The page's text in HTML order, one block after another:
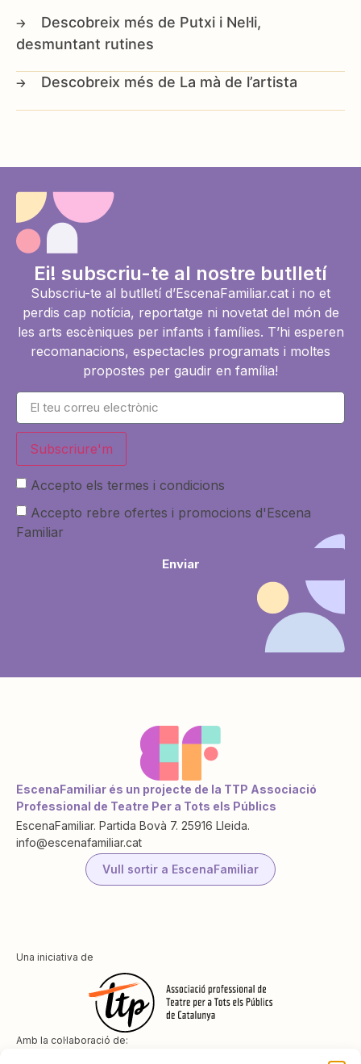
Putxi i Nel·li,
desmuntant rutines
La mà de l’artista
Ei! subscriu-te al nostre butlletí
Subscriu-te al butlletí d’EscenaFamiliar.cat i no et
perdis cap notícia, reportatge ni novetat del món de
les arts escèniques per infants i famílies. T’hi esperen
recomanacions, espectacles programats i moltes
propostes per gaudir en família!
Subscriure'm
Accepto els termes i condicions
Accepto rebre ofertes i promocions d'Escena
Familiar
Enviar
EscenaFamiliar és un projecte de la TTP Associació
Professional de Teatre Per a Tots els Públics
EscenaFamiliar. Partida Bovà 7. 25916 Lleida.
info@escenafamiliar.cat
Vull sortir a EscenaFamiliar
Una iniciativa de
Amb la col·laboració de: